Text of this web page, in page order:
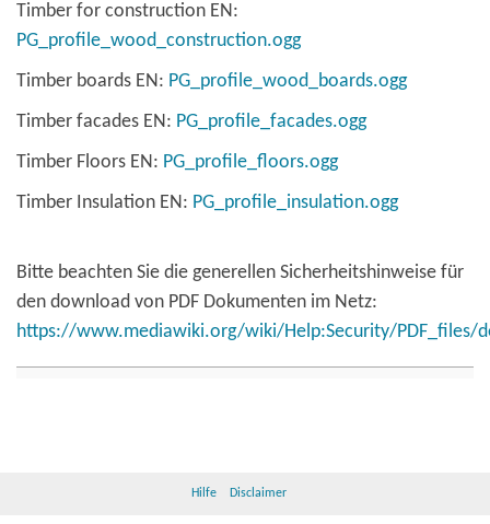
Timber for construction EN:
PG_profile_wood_construction.ogg
Timber boards EN: PG_profile_wood_boards.ogg
Timber facades EN: PG_profile_facades.ogg
Timber Floors EN: PG_profile_floors.ogg
Timber Insulation EN: PG_profile_insulation.ogg
Bitte beachten Sie die generellen Sicherheitshinweise für
den download von PDF Dokumenten im Netz:
https://www.mediawiki.org/wiki/Help:Security/PDF_files/
Hilfe Disclaimer